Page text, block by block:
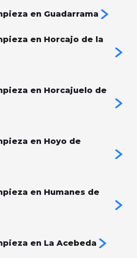
en Guadarrama
en Horcajo de la
en Horcajuelo de
en Hoyo de
en Humanes de
en La Acebeda